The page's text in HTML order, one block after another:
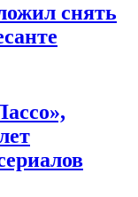
снять